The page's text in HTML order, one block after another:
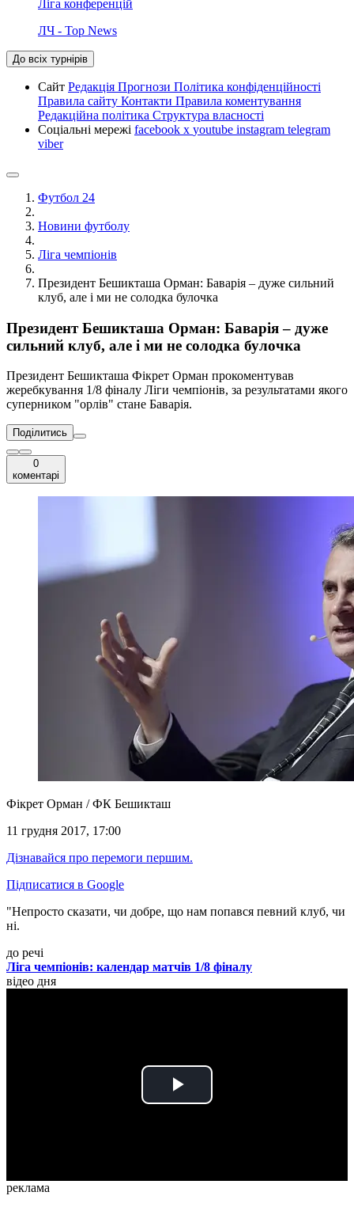
Ліга конференцій
ЛЧ - Top News
До всіх турнірів
Сайт Редакція Прогнози Політика конфіденційності
Правила сайту Контакти Правила коментування
Редакційна політика Структура власності
Соціальні мережі facebook x youtube instagram telegram
viber
Футбол 24
Новини футболу
Ліга чемпіонів
Президент Бешикташа Орман: Баварія – дуже сильний
клуб, але і ми не солодка булочка
Президент Бешикташа Орман: Баварія – дуже
сильний клуб, але і ми не солодка булочка
Президент Бешикташа Фікрет Орман прокоментував
жеребкування 1/8 фіналу Ліги чемпіонів, за результатами якого
суперником "орлів" стане Баварія.
Поділитись
0
коментарі
Фікрет Орман / ФК Бешикташ
11 грудня 2017, 17:00
Дізнавайся про перемоги першим.
Підписатися в Google
"Непросто сказати, чи добре, що нам попався певний клуб, чи
ні.
до речі
Ліга чемпіонів: календар матчів 1/8 фіналу
відео дня
Play
реклама